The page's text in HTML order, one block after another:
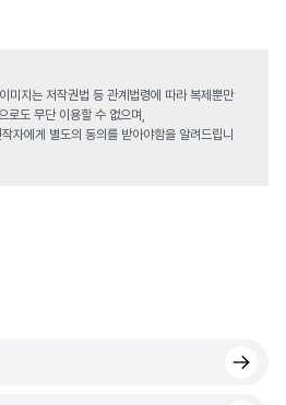
미지는 저작권법 등 관계법령에 따라 복제뿐만
로도 무단 이용할 수 없으며,
자에게 별도의 동의를 받아야함을 알려드립니